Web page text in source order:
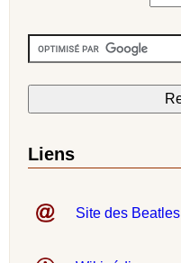
Liens
Site des Beatles